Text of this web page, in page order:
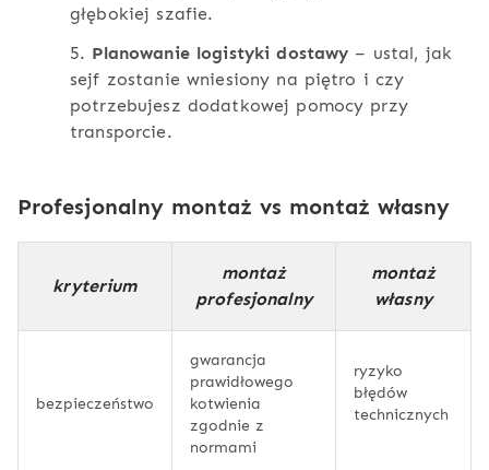
głębokiej szafie.
5. Planowanie logistyki dostawy – ustal, jak
sejf zostanie wniesiony na piętro i czy
potrzebujesz dodatkowej pomocy przy
transporcie.
Profesjonalny montaż vs montaż własny
kryterium
montaż
profesjonalny
montaż
własny
bezpieczeństwo
gwarancja
prawidłowego
kotwienia
zgodnie z
normami
ryzyko
błędów
technicznych